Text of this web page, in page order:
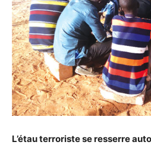
L’étau terroriste se resserre